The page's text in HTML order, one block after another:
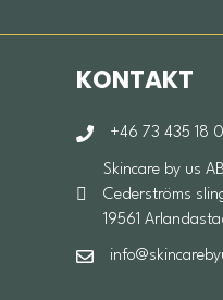
KONTAKT
+46 73 435 18
Skincare by us AB
Cederströms
19561